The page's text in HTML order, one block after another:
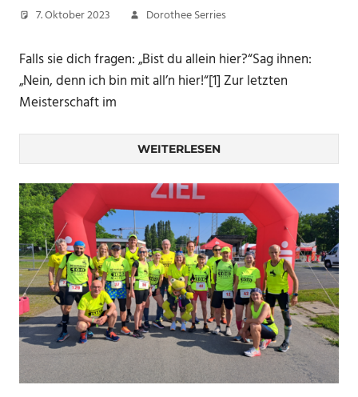
7. Oktober 2023 Dorothee Serries
Falls sie dich fragen: „Bist du allein hier?“Sag ihnen:
„Nein, denn ich bin mit all’n hier!“[1] Zur letzten
Meisterschaft im
WEITERLESEN